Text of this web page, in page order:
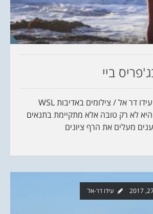
ביי
כתבה מאת: מאת עידו דר אל / צילומים באדיבות WSL
לא רק טובה אלא מתקיימת בתנאים
מעלים את הרף ציונים
עידו דר-אל